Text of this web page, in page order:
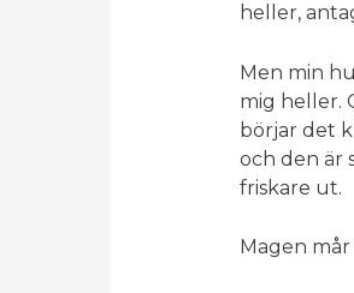
heller,
Men min
mig heller.
börjar det
och den är
friskare ut.
Magen